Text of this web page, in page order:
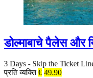
डोल्माबाचे पैलेस और
3 Days - Skip the Ticket
प्रति व्यक्ति € 49.90